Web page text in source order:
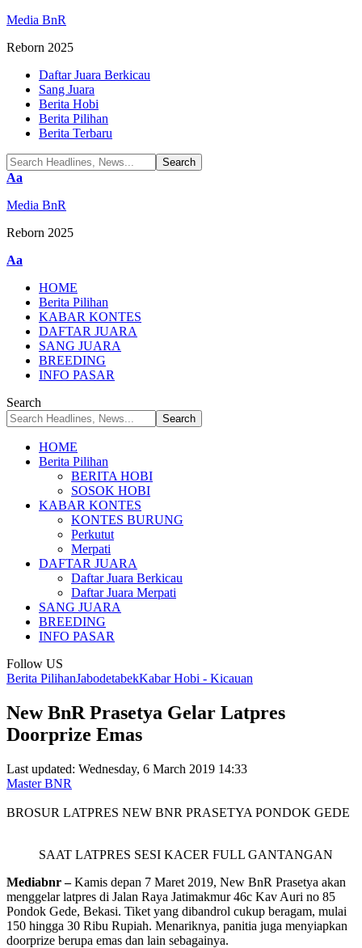
Media BnR
Reborn 2025
Daftar Juara Berkicau
Sang Juara
Berita Hobi
Berita Pilihan
Berita Terbaru
Font
Aa
Media BnR
Reborn 2025
Font
Aa
HOME
Berita Pilihan
KABAR KONTES
DAFTAR JUARA
SANG JUARA
BREEDING
INFO PASAR
Search
HOME
Berita Pilihan
BERITA HOBI
SOSOK HOBI
KABAR KONTES
KONTES BURUNG
Perkutut
Merpati
DAFTAR JUARA
Daftar Juara Berkicau
Daftar Juara Merpati
SANG JUARA
BREEDING
INFO PASAR
Follow US
Berita PilihanJabodetabekKabar Hobi - Kicauan
New BnR Prasetya Gelar Latpres
Doorprize Emas
Last updated: Wednesday, 6 March 2019 14:33
Master BNR
BROSUR LATPRES NEW BNR PRASETYA PONDOK GEDE
SAAT LATPRES SESI KACER FULL GANTANGAN
Mediabnr –Kamis depan 7 Maret 2019, New BnR Prasetya akan
menggelar latpres di Jalan Raya Jatimakmur 46c Kav Auri no 85
Pondok Gede, Bekasi. Tiket yang dibandrol cukup beragam, mulai
150 hingga 30 Ribu Rupiah. Menariknya, panitia juga menyiapkan
doorprize berupa emas dan lain sebagainya.